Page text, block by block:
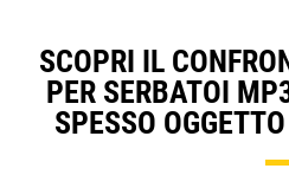
SCOPRI IL
PER SERBATOI
SPESSO